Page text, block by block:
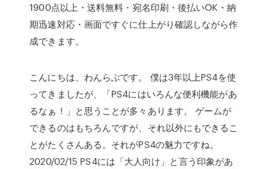
1900点以上・送料無料・宛名印刷・後払いOK・納
期迅速対応・画面ですぐに仕上がり確認しながら作
成できます。
こんにちは、わんらぶです。 僕は3年以上PS4を使
ってきましたが、「PS4にはいろんな便利機能があ
るなぁ！」と思うことが多々あります。 ゲームが
できるのはもちろんですが、それ以外にもできるこ
とがたくさんある。それがPS4の魅力ですね。
2020/02/15 PS4には「大人向け」と言う印象があ